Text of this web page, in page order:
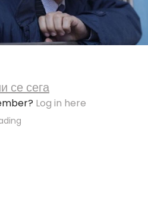
се сега
Log in here